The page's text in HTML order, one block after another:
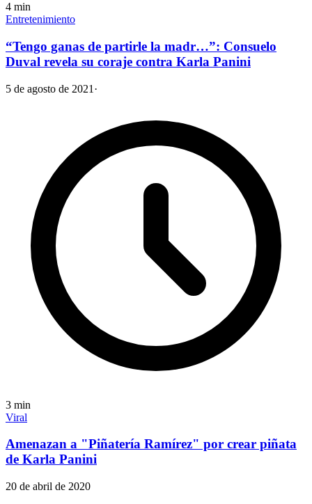
4 min
Entretenimiento
“Tengo ganas de partirle la madr…”: Consuelo
Duval revela su coraje contra Karla Panini
5 de agosto de 2021 ·
3 min
Viral
Amenazan a "Piñatería Ramírez" por crear piñata
de Karla Panini
20 de abril de 2020